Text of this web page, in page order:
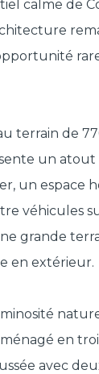
calme de
terrain de
un
un espace
véhicules
grande
en extérieur.
en
avec